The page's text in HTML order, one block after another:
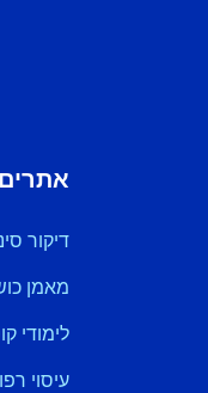
דיקור
מאמן
לימודי
עיסוי